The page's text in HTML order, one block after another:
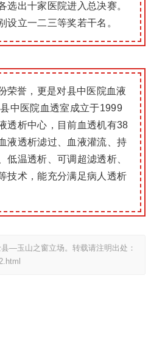
选出十家医院进入总决赛。
设立一二三等奖若干名。
荣誉，更是对县中医院血液
中医院血透室成立于1999
透析中心，目前血透机有38
液透析滤过、血液灌流、持
低温透析、可调超滤透析、
技术，能充分满足病人透析
—玉山之窗立场。转载请注明出处：